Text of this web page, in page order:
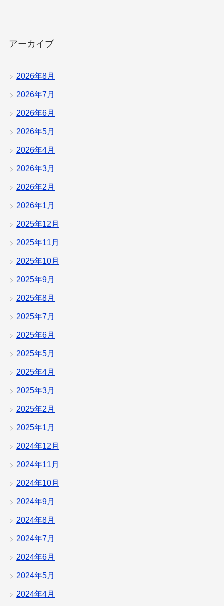
アーカイブ
2026年8月
2026年7月
2026年6月
2026年5月
2026年4月
2026年3月
2026年2月
2026年1月
2025年12月
2025年11月
2025年10月
2025年9月
2025年8月
2025年7月
2025年6月
2025年5月
2025年4月
2025年3月
2025年2月
2025年1月
2024年12月
2024年11月
2024年10月
2024年9月
2024年8月
2024年7月
2024年6月
2024年5月
2024年4月